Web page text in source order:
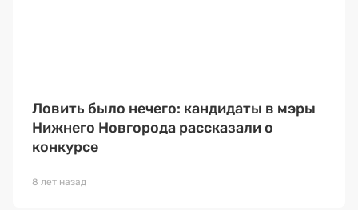
Ловить было нечего: кандидаты в мэры
Нижнего Новгорода рассказали о
конкурсе
8 лет назад